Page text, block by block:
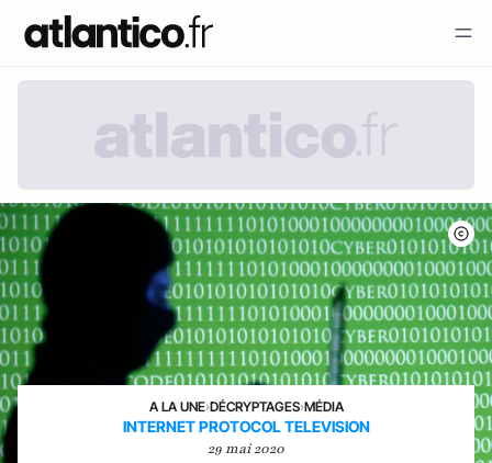
A LA UNE›DÉCRYPTAGES›MÉDIA
INTERNET PROTOCOL TELEVISION
29 mai 2020